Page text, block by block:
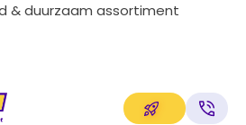
& duurzaam assortiment